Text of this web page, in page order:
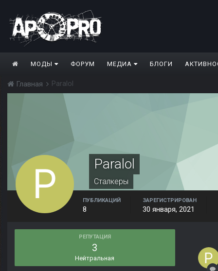
МОДЫ ФОРУМ МЕДИА БЛОГИ
Главная Paralol
Paralol
Сталкеры
ПУБЛИКАЦИЙ
8
ЗАРЕГИСТРИРОВАН
30 января, 2021
РЕПУТАЦИЯ
3
Нейтральная